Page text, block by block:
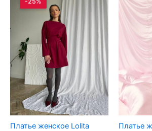
Платье женское Lolita Платье